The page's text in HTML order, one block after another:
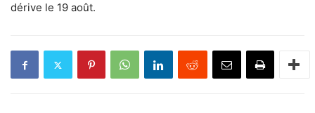
dérive le 19 août.